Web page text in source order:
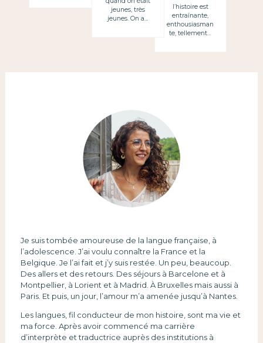
jeunes, très
jeunes. On a…
l’histoire est
entraînante,
enthousiasman
te, tellement…
Je suis tombée amoureuse de la langue française, à
l’adolescence. J’ai voulu connaître la France et la
Belgique. Je l’ai fait et j’y suis restée. Un peu, beaucoup.
Des allers et des retours. Des séjours à Barcelone et à
Montpellier, à Lorient et à Madrid. À Bruxelles mais aussi à
Paris. Et puis, un jour, l’amour m’a amenée jusqu’à Nantes.
Les langues, fil conducteur de mon histoire, sont ma vie et
ma force. Après avoir commencé ma carrière
d’interprète et traductrice auprès des institutions à